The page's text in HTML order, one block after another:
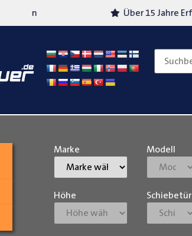
Über 15 Jahre Erfahrung
Marke Modell
Höhe Schiebetür